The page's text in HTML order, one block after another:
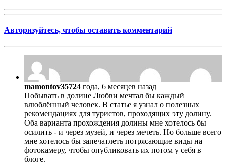
Авторизуйтесь, чтобы оставить комментарий
mamontov35724 года, 6 месяцев назад
Побывать в долине Любви мечтал бы каждый
влюблённый человек. В статье я узнал о полезных
рекомендациях для туристов, проходящих эту долину.
Оба варианта прохождения долины мне хотелось бы
осилить - и через музей, и через мечеть. Но больше всего
мне хотелось бы запечатлеть потрясающие виды на
фотокамеру, чтобы опубликовать их потом у себя в
блоге.